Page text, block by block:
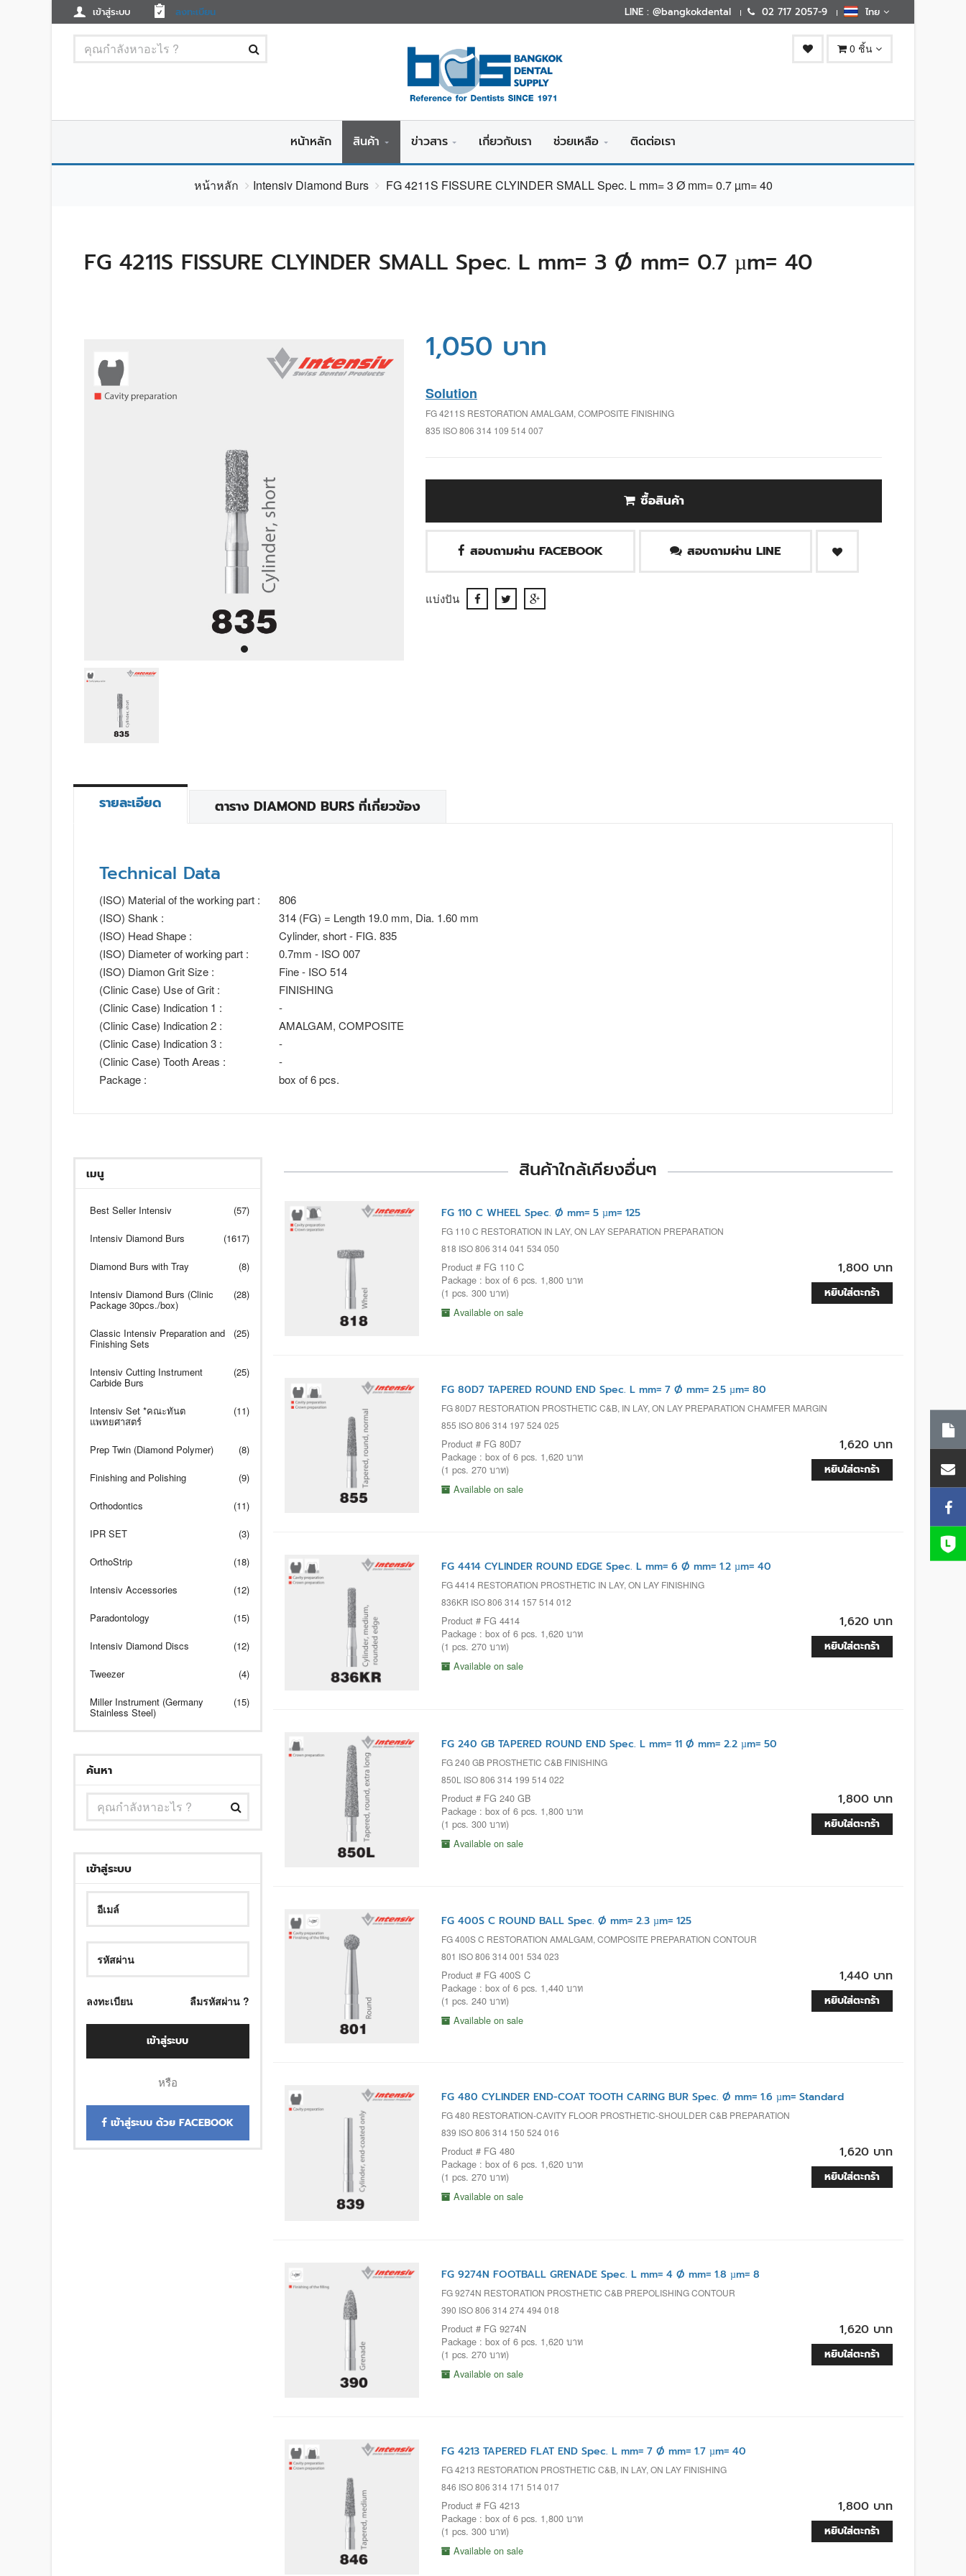
เข้าสู่ระบบ ลงทะเบียน LINE : @bangkokdental 02 717 2057-9 ไทย
0 ชิ้น
หน้าหลัก สินค้า ข่าวสาร เกี่ยวกับเรา ช่วยเหลือ ติดต่อเรา
หน้าหลัก Intensiv Diamond Burs FG 4211S FISSURE CLYINDER SMALL Spec. L mm= 3 Ø mm= 0.7 µm= 40
FG 4211S FISSURE CLYINDER SMALL Spec. L mm= 3 Ø mm= 0.7 µm= 40
1,050 บาท
Solution
FG 4211S RESTORATION AMALGAM, COMPOSITE FINISHING
835 ISO 806 314 109 514 007
ซื้อสินค้า
สอบถามผ่าน FACEBOOK สอบถามผ่าน LINE
แบ่งปัน
รายละเอียด ตาราง DIAMOND BURS ที่เกี่ยวข้อง
Technical Data
(ISO) Material of the working part :
806
(ISO) Shank :
314 (FG) = Length 19.0 mm, Dia. 1.60 mm
(ISO) Head Shape :
Cylinder, short - FIG. 835
(ISO) Diameter of working part :
0.7mm - ISO 007
(ISO) Diamon Grit Size :
Fine - ISO 514
(Clinic Case) Use of Grit :
FINISHING
(Clinic Case) Indication 1 :
-
(Clinic Case) Indication 2 :
AMALGAM, COMPOSITE
(Clinic Case) Indication 3 :
-
(Clinic Case) Tooth Areas :
-
Package :
box of 6 pcs.
เมนู
Best Seller Intensiv (57)
Intensiv Diamond Burs (1617)
Diamond Burs with Tray (8)
Intensiv Diamond Burs (Clinic
Package 30pcs./box)
(28)
Classic Intensiv Preparation and
Finishing Sets
(25)
Intensiv Cutting Instrument
Carbide Burs
(25)
Intensiv Set *คณะทันต
แพทยศาสตร์
(11)
Prep Twin (Diamond Polymer) (8)
Finishing and Polishing (9)
Orthodontics (11)
IPR SET (3)
OrthoStrip (18)
Intensiv Accessories (12)
Paradontology (15)
Intensiv Diamond Discs (12)
Tweezer (4)
Miller Instrument (Germany
Stainless Steel)
(15)
ค้นหา
เข้าสู่ระบบ
ลงทะเบียน ลืมรหัสผ่าน ?
เข้าสู่ระบบ
หรือ
เข้าสู่ระบบ ด้วย FACEBOOK
สินค้าใกล้เคียงอื่นๆ
FG 110 C WHEEL Spec. Ø mm= 5 µm= 125
FG 110 C RESTORATION IN LAY, ON LAY SEPARATION PREPARATION
818 ISO 806 314 041 534 050
Product # FG 110 C
Package : box of 6 pcs. 1,800 บาท
(1 pcs. 300 บาท)
Available on sale
1,800 บาท
หยิบใส่ตะกร้า
FG 80D7 TAPERED ROUND END Spec. L mm= 7 Ø mm= 2.5 µm= 80
FG 80D7 RESTORATION PROSTHETIC C&B, IN LAY, ON LAY PREPARATION CHAMFER MARGIN
855 ISO 806 314 197 524 025
Product # FG 80D7
Package : box of 6 pcs. 1,620 บาท
(1 pcs. 270 บาท)
Available on sale
1,620 บาท
หยิบใส่ตะกร้า
FG 4414 CYLINDER ROUND EDGE Spec. L mm= 6 Ø mm= 1.2 µm= 40
FG 4414 RESTORATION PROSTHETIC IN LAY, ON LAY FINISHING
836KR ISO 806 314 157 514 012
Product # FG 4414
Package : box of 6 pcs. 1,620 บาท
(1 pcs. 270 บาท)
Available on sale
1,620 บาท
หยิบใส่ตะกร้า
FG 240 GB TAPERED ROUND END Spec. L mm= 11 Ø mm= 2.2 µm= 50
FG 240 GB PROSTHETIC C&B FINISHING
850L ISO 806 314 199 514 022
Product # FG 240 GB
Package : box of 6 pcs. 1,800 บาท
(1 pcs. 300 บาท)
Available on sale
1,800 บาท
หยิบใส่ตะกร้า
FG 400S C ROUND BALL Spec. Ø mm= 2.3 µm= 125
FG 400S C RESTORATION AMALGAM, COMPOSITE PREPARATION CONTOUR
801 ISO 806 314 001 534 023
Product # FG 400S C
Package : box of 6 pcs. 1,440 บาท
(1 pcs. 240 บาท)
Available on sale
1,440 บาท
หยิบใส่ตะกร้า
FG 480 CYLINDER END-COAT TOOTH CARING BUR Spec. Ø mm= 1.6 µm= Standard
FG 480 RESTORATION-CAVITY FLOOR PROSTHETIC-SHOULDER C&B PREPARATION
839 ISO 806 314 150 524 016
Product # FG 480
Package : box of 6 pcs. 1,620 บาท
(1 pcs. 270 บาท)
Available on sale
1,620 บาท
หยิบใส่ตะกร้า
FG 9274N FOOTBALL GRENADE Spec. L mm= 4 Ø mm= 1.8 µm= 8
FG 9274N RESTORATION PROSTHETIC C&B PREPOLISHING CONTOUR
390 ISO 806 314 274 494 018
Product # FG 9274N
Package : box of 6 pcs. 1,620 บาท
(1 pcs. 270 บาท)
Available on sale
1,620 บาท
หยิบใส่ตะกร้า
FG 4213 TAPERED FLAT END Spec. L mm= 7 Ø mm= 1.7 µm= 40
FG 4213 RESTORATION PROSTHETIC C&B, IN LAY, ON LAY FINISHING
846 ISO 806 314 171 514 017
Product # FG 4213
Package : box of 6 pcs. 1,800 บาท
(1 pcs. 300 บาท)
Available on sale
1,800 บาท
หยิบใส่ตะกร้า